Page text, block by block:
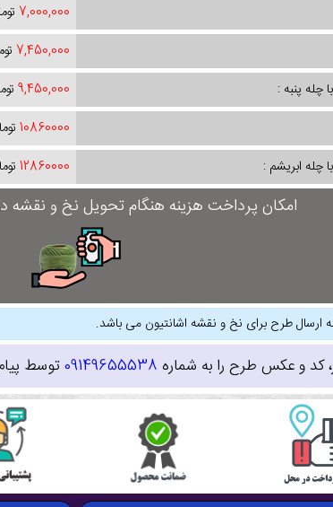
7,000,000
7,450,000
پنبه :
9,450,000
10860000
ابریشم :
12860000
امکان پرداخت هزینه هنگام تحویل نخ و نقشه
ارسال طرح برای نخ و نقشه اشانتیون می باشد.
کد و عکس طرح را به شماره 09149655538توسط